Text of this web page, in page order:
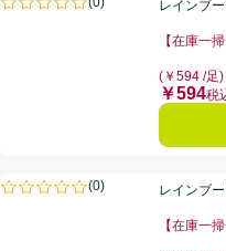
評価は0件のレビューで5点中0.0
レインブ
【在庫一
(￥594 /足)
価格
￥594税
レインブーツ ライトパープル
(0)
評価は0件のレビューで5点中0.0
レインブ
【在庫一